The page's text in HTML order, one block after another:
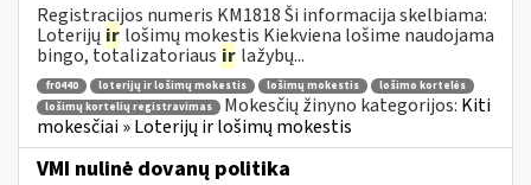
Registracijos numeris KM1818 Ši informacija skelbiama:
Loterijų ir lošimų mokestis Kiekviena lošime naudojama
bingo, totalizatoriaus ir lažybų...
fr0440 loterijų ir lošimų mokestis lošimų mokestis
lošimo kortelės
lošimų kortelių registravimas
Mokesčių žinyno kategorijos: Kiti
mokesčiai » Loterijų ir lošimų mokestis
VMI nulinė dovanų politika